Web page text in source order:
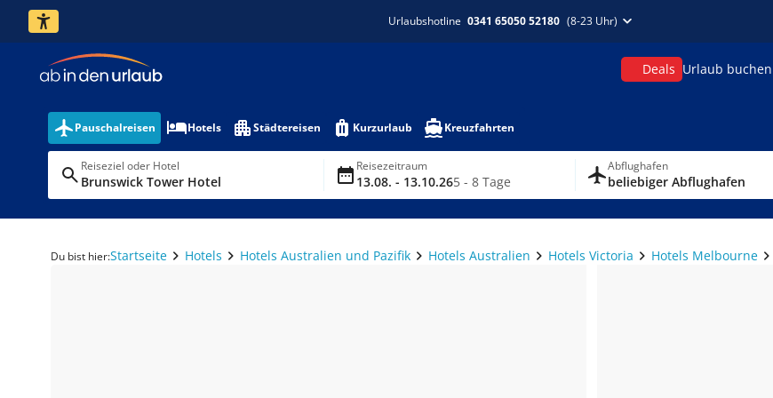
Urlaubshotline 0341 65050 52180 (8-23 Uhr)
Deals Urlaub buchen
Pauschalreisen Hotels Städtereisen Kurzurlaub Kreuzfahrten
Reiseziel oder Hotel
Brunswick Tower Hotel
Reisezeitraum
13.08. - 13.10.265 - 8 Tage
Abflughafen
beliebiger Abflughafen
Du bist hier:Startseite Hotels Hotels Australien und Pazifik Hotels Australien Hotels Victoria Hotels Melbourne